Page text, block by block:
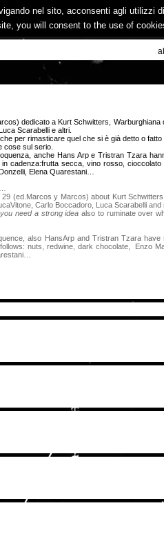
nel sito, acconsenti agli
you will consent to the use of
dedicato a Kurt Schwitters, Warburghiana
Scarabelli e altri.
per rimasticare quel che si è già detto o
cose sul serio.
anche Hans Arp e Tristran Tzara
cadenza:frutta secca, vino rosso,
Elena Quarestani…
(ed.Marcos y Marcos) about Kurt
Carlo Boccadoro, Luca Scarabelli and
you need a strong idea also to ruminate over
also HansArp and Tristran Tzara
nuts, redwine, dark chocolate, Enzo